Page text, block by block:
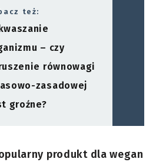
też:
– czy
równowagi
zasadowej
groźne?
produkt dla wegan